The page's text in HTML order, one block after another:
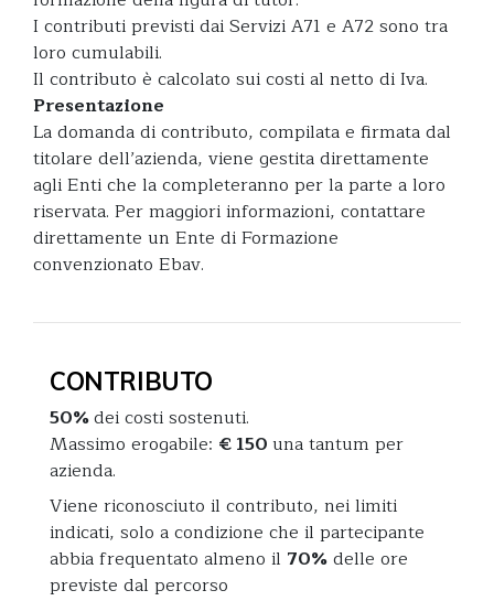
I contributi previsti dai Servizi A71 e A72 sono tra
loro cumulabili.
Il contributo è calcolato sui costi al netto di Iva.
Presentazione
La domanda di contributo, compilata e firmata dal
titolare dell’azienda, viene gestita direttamente
agli Enti che la completeranno per la parte a loro
riservata. Per maggiori informazioni, contattare
direttamente un Ente di Formazione
convenzionato Ebav.
CONTRIBUTO
50%dei costi sostenuti.
Massimo erogabile: € 150una tantum per
azienda.
Viene riconosciuto il contributo, nei limiti
indicati, solo a condizione che il partecipante
abbia frequentato almeno il 70%delle ore
previste dal percorso